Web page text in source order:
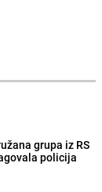
grupa iz RS
policija